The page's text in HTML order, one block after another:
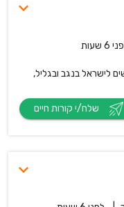
6 שעות
לישראל בנגב ובגליל,